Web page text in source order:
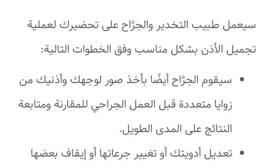
سيعمل طبيب التخدير والجرَّاح على تحضيرك لعملية
تجميل الأذن بشكل مناسب وفق الخطوات التالية:
سيقوم الجرَّاح أيضًا بأخذ صور لوجهك وأذنيك من
زوايا متعددة قبل العمل الجراحي للمقارنة ومتابعة
النتائج على المدى الطويل.
تعديل أدويتك أو تغيير جرعاتها أو إيقاف بعضها